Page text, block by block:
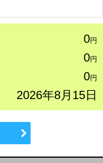
0円
0円
0円
2026年8月15日